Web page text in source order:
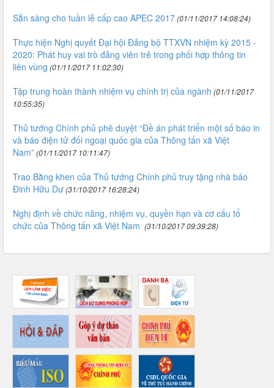
Sẵn sàng cho tuần lễ cấp cao APEC 2017(01/11/2017 14:08:24)
Thực hiện Nghị quyết Đại hội Đảng bộ TTXVN nhiệm kỳ 2015 -
2020: Phát huy vai trò đảng viên trẻ trong phối hợp thông tin
liên vùng (01/11/2017 11:02:30)
Tập trung hoàn thành nhiệm vụ chính trị của ngành (01/11/2017
10:55:35)
Thủ tướng Chính phủ phê duyệt “Đề án phát triển một số báo in
và báo điện tử đối ngoại quốc gia của Thông tấn xã Việt
Nam”(01/11/2017 10:11:47)
Trao Bằng khen của Thủ tướng Chính phủ truy tặng nhà báo
Đinh Hữu Dư(31/10/2017 16:28:24)
Nghị định về chức năng, nhiệm vụ, quyền hạn và cơ cấu tổ
chức của Thông tấn xã Việt Nam (31/10/2017 09:39:28)